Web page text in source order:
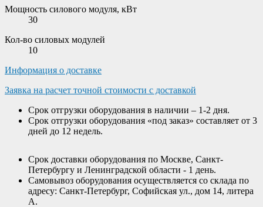
Мощность силового модуля, кВт
30
Кол-во силовых модулей
10
Информация о доставке
Заявка на расчет точной стоимости с доставкой
Срок отгрузки оборудования в наличии – 1-2 дня.
Срок отгрузки оборудования «под заказ» составляет от 3
дней до 12 недель.
Срок доставки оборудования по Москве, Санкт-
Петербургу и Ленинградской области - 1 день.
Самовывоз оборудования осуществляется со склада по
адресу: Санкт-Петербург, Софийская ул., дом 14, литера
А.